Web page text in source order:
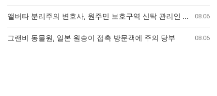
앨버타 분리주의 변호사, 원주민 보호구역 신탁 관리인 직위 박탈 명령에 불복 항소 08.06
그랜비 동물원, 일본 원숭이 접촉 방문객에 주의 당부 08.06